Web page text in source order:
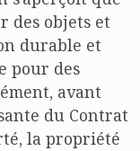
des objets et
durable et
pour des
avant
du Contrat
la propriété